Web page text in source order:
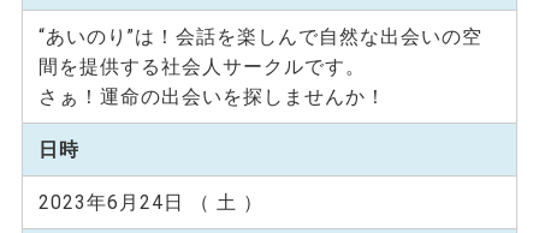
“あいのり”は！会話を楽しんで自然な出会いの空
間を提供する社会人サークルです。
さぁ！運命の出会いを探しませんか！
日時
2023年6月24日 （ 土 ）